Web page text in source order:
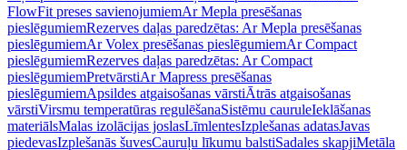
FlowFit preses savienojumiemAr Mepla presēšanas
pieslēgumiemRezerves daļas paredzētas: Ar Mepla presēšanas
pieslēgumiemAr Volex presēšanas pieslēgumiemAr Compact
pieslēgumiemRezerves daļas paredzētas: Ar Compact
pieslēgumiemPretvārstiAr Mapress presēšanas
pieslēgumiemApsildes atgaisošanas vārstiĀtrās atgaisošanas
vārstiVirsmu temperatūras regulēšanaSistēmu cauruleIeklāšanas
materiālsMalas izolācijas joslasLīmlentesIzplešanas adatasJavas
piedevasIzplešanās šuvesCauruļu līkumu balstiSadales skapjiMetāla